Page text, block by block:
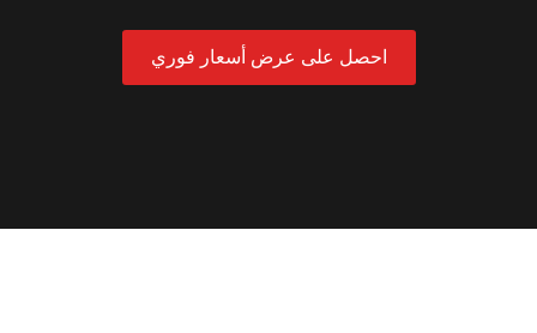
احصل على عرض أسعار فوري